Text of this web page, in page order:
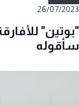
26/07/2023
"بوتين"
سأقوله